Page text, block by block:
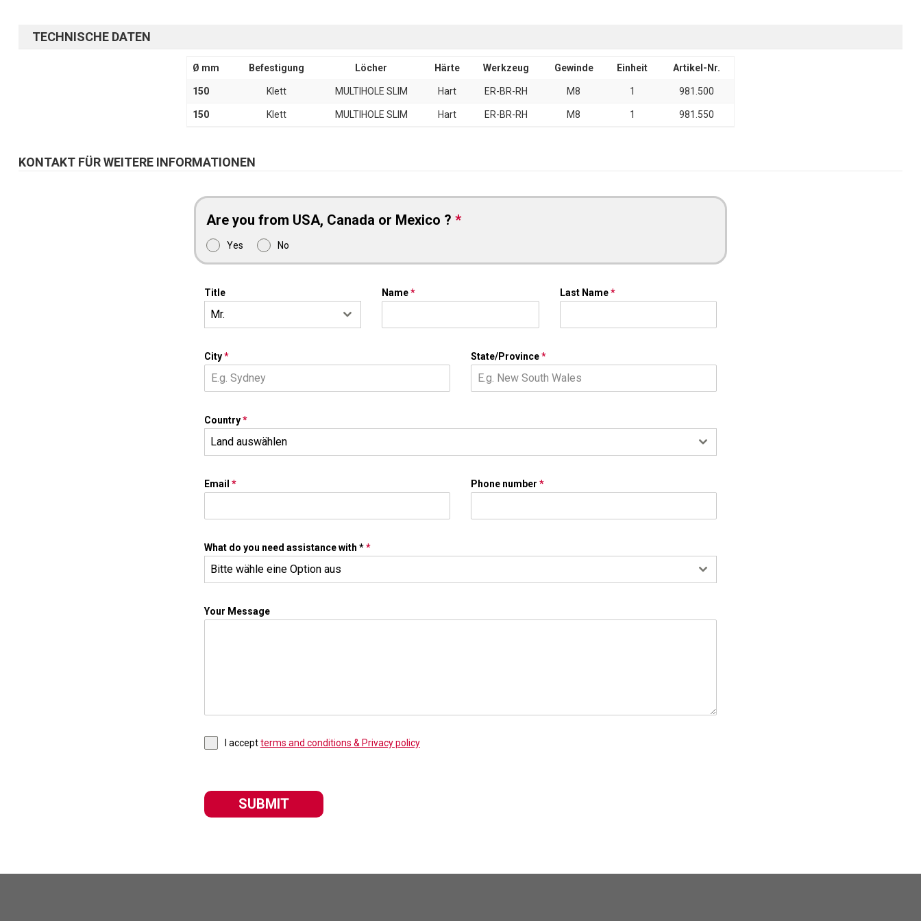
TECHNISCHE DATEN
Ø mm Befestigung Löcher Härte Werkzeug Gewinde Einheit Artikel-Nr.
150 Klett MULTIHOLE SLIM Hart ER-BR-RH M8 1 981.500
150 Klett MULTIHOLE SLIM Hart ER-BR-RH M8 1 981.550
KONTAKT FÜR WEITERE INFORMATIONEN
Are you from USA, Canada or Mexico ? *
Yes No
Title
Mr.
Name* Last Name*
City* State/Province*
Country*
Land auswählen
Email * Phone number *
What do you need assistance with **
Bitte wähle eine Option aus
Your Message
I acceptterms and conditions & Privacy policy
SUBMIT